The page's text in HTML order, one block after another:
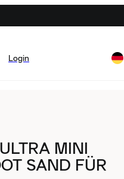
Login
MINI
SAND FÜR